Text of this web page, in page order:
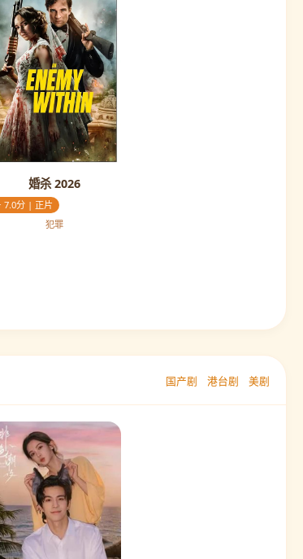
婚杀 2026
7.0分 | 正片
犯罪
国产剧 港台剧 美剧